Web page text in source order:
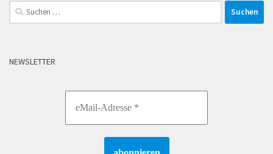
Suchen
nach:
NEWSLETTER